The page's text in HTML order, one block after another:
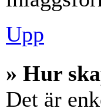
Upp
» Hur
Det är